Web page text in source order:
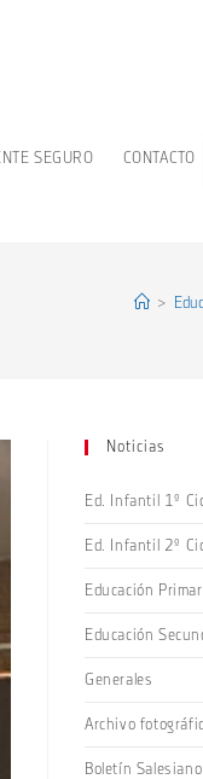
SEGURO CONTACTO
>
Noticias
Ed. Infantil 1º
Ed. Infantil 2º
Educación
Educación
Generales
Archivo
Boletín Salesiano